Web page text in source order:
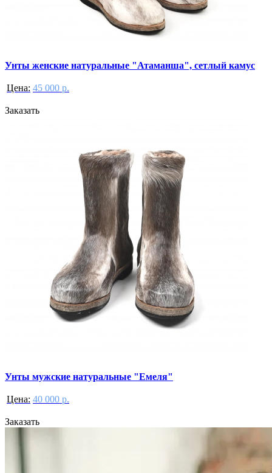
Унты женские натуральные "Атаманша", сетлый камус
Цена: 45 000 р.
Заказать
Унты мужские натуральные "Емеля"
Цена: 40 000 р.
Заказать